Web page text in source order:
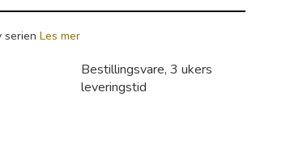
serien Les mer
Bestillingsvare, 3 ukers
leveringstid